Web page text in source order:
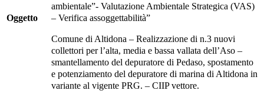
Oggetto
ambientale”- Valutazione Ambientale Strategica (VAS)
– Verifica assoggettabilità”
Comune di Altidona – Realizzazione di n.3 nuovi
collettori per l’alta, media e bassa vallata dell’Aso –
smantellamento del depuratore di Pedaso, spostamento
e potenziamento del depuratore di marina di Altidona in
variante al vigente PRG. – CIIP vettore.